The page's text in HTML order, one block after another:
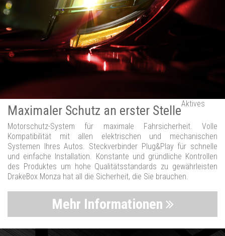
Maximaler Schutz an erster StelleAktives
Motorschutz-System für maximale Fahrsicherheit. Volle
Kompatibilität mit allen elektrischen und mechanischen
Systemen Ihres Autos. Steckverbinder Plug&Play für schnelle
und einfache Installation. Konstante und gründliche Kontrollen
des Produktes um hohe Qualitätsstandards zu gewährleisten
DrakeBox Monza hat all die Sicherheit, die Sie brauchen.
Mehr Informationen